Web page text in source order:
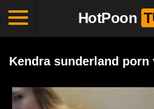
HotPoon
Kendra sunderland porn